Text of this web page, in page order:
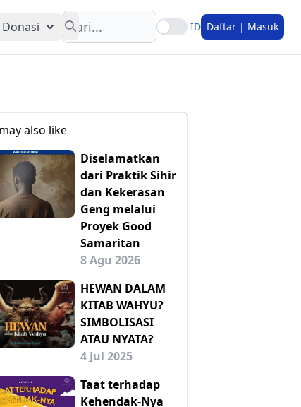
Donasi
Search
ID Daftar | Masuk
also like
Diselamatkan
dari Praktik Sihir
dan Kekerasan
Geng melalui
Proyek Good
Samaritan
8 Agu 2026
HEWAN DALAM
KITAB WAHYU?
SIMBOLISASI
ATAU NYATA?
4 Jul 2025
Taat terhadap
Kehendak-Nya